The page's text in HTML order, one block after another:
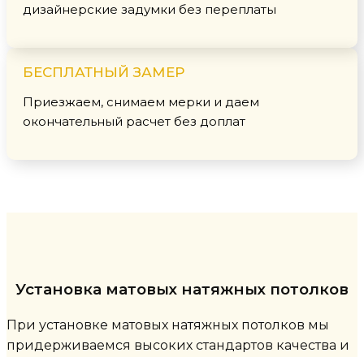
дизайнерские задумки без переплаты
БЕСПЛАТНЫЙ ЗАМЕР
Приезжаем, снимаем мерки и даем
окончательный расчет без доплат
Установка матовых натяжных потолков
При установке матовых натяжных потолков мы
придерживаемся высоких стандартов качества и